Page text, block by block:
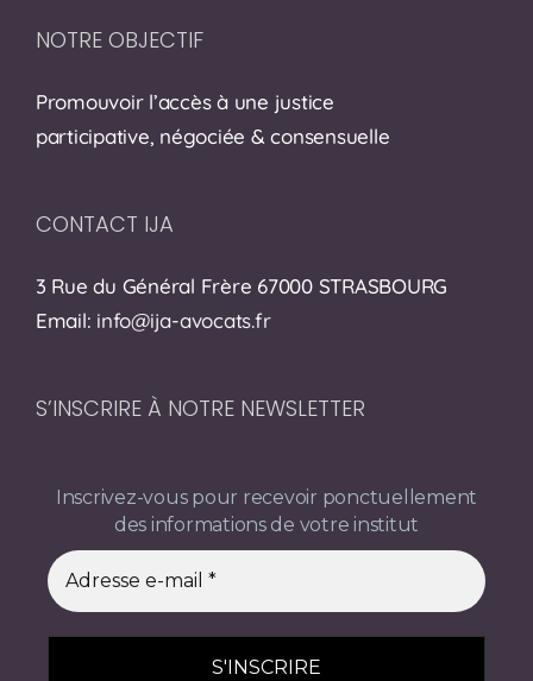
NOTRE OBJECTIF
Promouvoir l’accès à une justice
participative, négociée & consensuelle
CONTACT IJA
3 Rue du Général Frère 67000 STRASBOURG
Email: info@ija-avocats.fr
S’INSCRIRE À NOTRE NEWSLETTER
Inscrivez-vous pour recevoir ponctuellement
des informations de votre institut